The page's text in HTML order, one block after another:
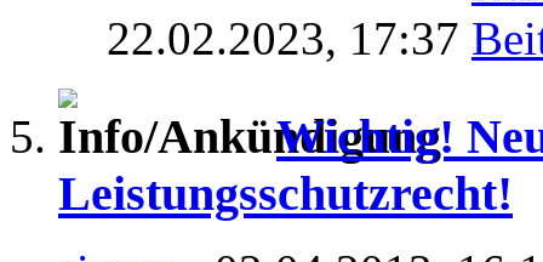
22.02.2023, 17:37
Wichtig!
Leistungsschutzrecht!